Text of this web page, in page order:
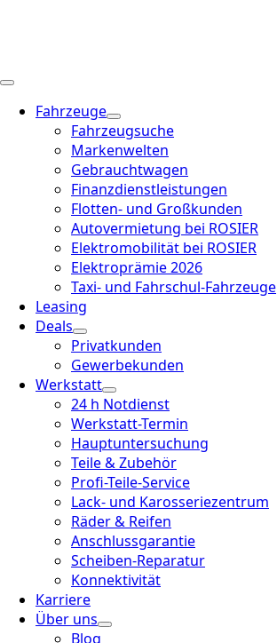
Fahrzeuge
Fahrzeugsuche
Markenwelten
Gebrauchtwagen
Finanzdienstleistungen
Flotten- und Großkunden
Autovermietung bei ROSIER
Elektromobilität bei ROSIER
Elektroprämie 2026
Taxi- und Fahrschul-Fahrzeuge
Leasing
Deals
Privatkunden
Gewerbekunden
Werkstatt
24 h Notdienst
Werkstatt-Termin
Hauptuntersuchung
Teile & Zubehör
Profi-Teile-Service
Lack- und Karosseriezentrum
Räder & Reifen
Anschlussgarantie
Scheiben-Reparatur
Konnektivität
Karriere
Über uns
Blog